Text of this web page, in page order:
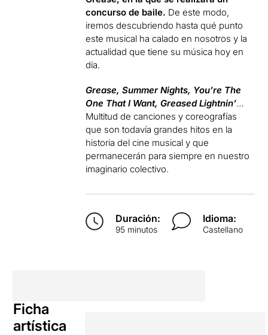
concurso de baile. De este modo,
iremos descubriendo hasta qué punto
este musical ha calado en nosotros y la
actualidad que tiene su música hoy en
día.
Grease, Summer Nights, You’re The
One That I Want, Greased Lightnin’…
Multitud de canciones y coreografías
que son todavía grandes hitos en la
historia del cine musical y que
permanecerán para siempre en nuestro
imaginario colectivo.
Duración:
95 minutos
Idioma:
Castellano
Ficha
artística